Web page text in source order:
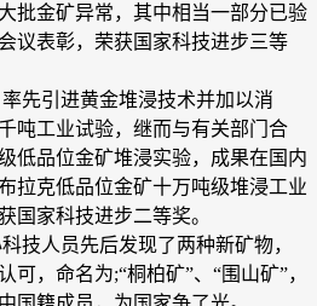
批金矿异常，其中相当一部分已验
议表彰，荣获国家科技进步三等
先引进黄金堆浸技术并加以消
吨工业试验，继而与有关部门合
低品位金矿堆浸实验，成果在国内
拉克低品位金矿十万吨级堆浸工业
国家科技进步二等奖。
技人员先后发现了两种新矿物，
，命名为;“桐柏矿”、“围山矿”，